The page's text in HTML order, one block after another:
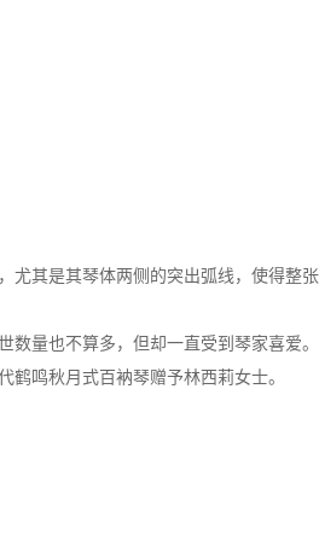
尤其是其琴体两侧的突出弧线，使得整
数量也不算多，但却一直受到琴家喜爱
鹤鸣秋月式百衲琴赠予林西莉女士。